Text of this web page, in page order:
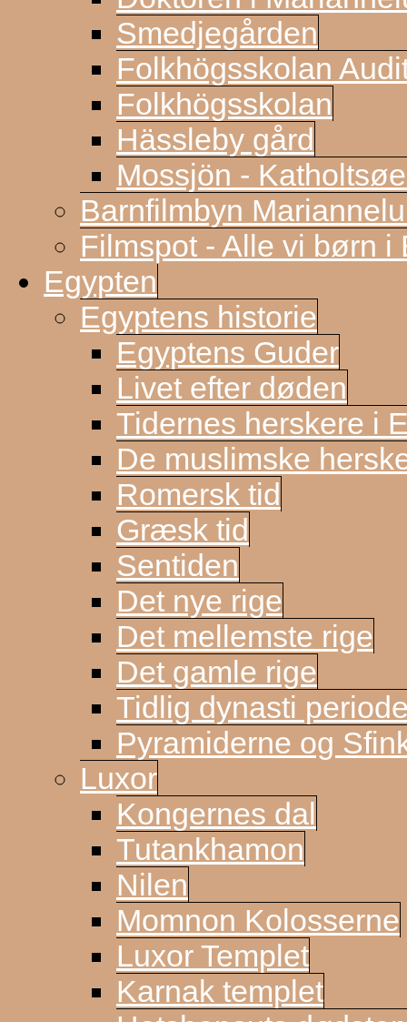
Smedjegården
Folkhögsskolan
Folkhögsskolan
Hässleby gård
Mossjön -
Barnfilmbyn
Filmspot - Alle vi børn i
Egypten
Egyptens historie
Egyptens Guder
Livet efter døden
Tidernes herskere i
De muslimske
Romersk tid
Græsk tid
Sentiden
Det nye rige
Det mellemste rige
Det gamle rige
Tidlig dynasti
Pyramiderne og
Luxor
Kongernes dal
Tutankhamon
Nilen
Momnon Kolosserne
Luxor Templet
Karnak templet